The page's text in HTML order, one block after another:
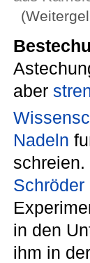
aber
Nadeln
schreien.
Schröder
in den
ihm in